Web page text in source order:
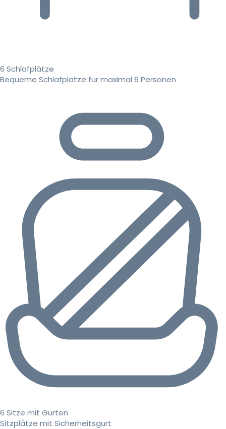
6 Schlafplätze
Bequeme Schlafplätze für maximal 6 Personen
6 Sitze mit Gurten
Sitzplätze mit Sicherheitsgurt